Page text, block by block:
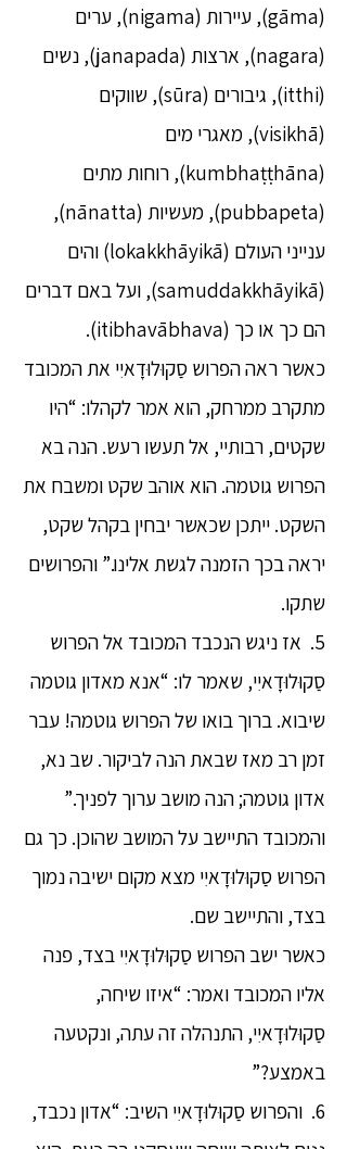
(gāma), עיירות (nigama), ערים
(nagara), ארצות (janapada), נשים
(itthi), גיבורים (sūra), שווקים
(visikhā), מאגרי מים
(kumbhaṭṭhāna), רוחות מתים
(pubbapeta), מעשיות (nānatta),
ענייני העולם (lokakkhāyikā) והים
(samuddakkhāyikā), ועל באם דברים
הם כך או כך (itibhavābhava).
כאשר ראה הפרוש סַקוּלוּדָאיִי את המכובד
מתקרב ממרחק, הוא אמר לקהלו: “היו
שקטים, רבותיי, אל תעשו רעש. הנה בא
הפרוש גוטמה. הוא אוהב שקט ומשבח את
השקט. ייתכן שכאשר יבחין בקהל שקט,
יראה בכך הזמנה לגשת אלינו.” והפרושים
שתקו.
5. אז ניגש הנכבד המכובד אל הפרוש
סַקוּלוּדָאיִי, שאמר לו: “אנא מאדון גוטמה
שיבוא. ברוך בואו של הפרוש גוטמה! עבר
זמן רב מאז שבאת הנה לביקור. שב נא,
אדון גוטמה; הנה מושב ערוך לפניך.”
והמכובד התיישב על המושב שהוכן. כך גם
הפרוש סַקוּלוּדָאיִי מצא מקום ישיבה נמוך
בצד, והתיישב שם.
כאשר ישב הפרוש סַקוּלוּדָאיִי בצד, פנה
אליו המכובד ואמר: “איזו שיחה,
סַקוּלוּדָאיִי, התנהלה זה עתה, ונקטעה
באמצע?”
6. והפרוש סַקוּלוּדָאיִי השיב: “אדון נכבד,